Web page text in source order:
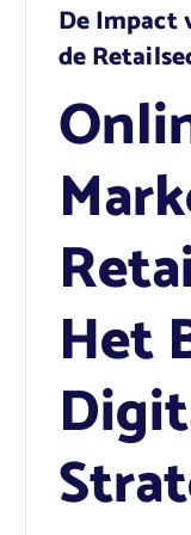
De Impact
de
Het